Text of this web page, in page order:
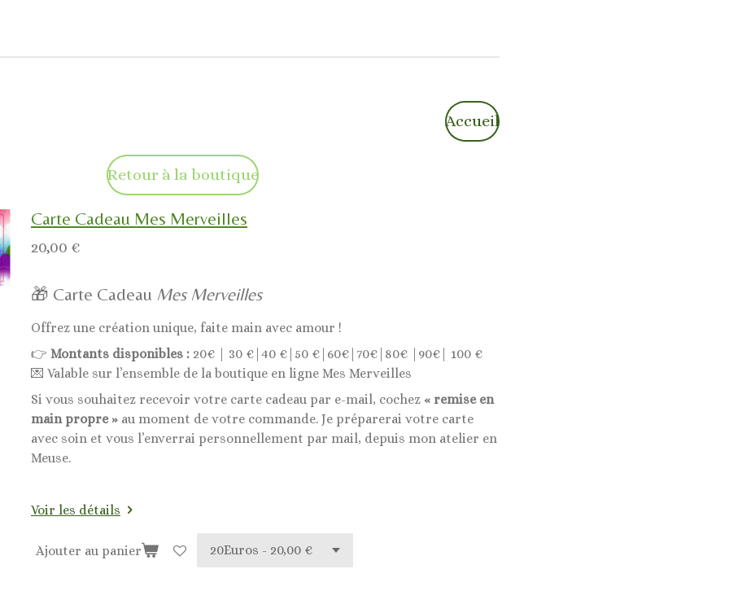
Accueil
Retour à la boutique
Carte Cadeau Mes Merveilles
20,00 €
🎁 Carte Cadeau Mes Merveilles
Offrez une création unique, faite main avec amour !
👉 Montants disponibles : 20€ | 30 €|40 €|50 €|60€|70€|80€ |90€| 100 €
💌 Valable sur l’ensemble de la boutique en ligne Mes Merveilles
Si vous souhaitez recevoir votre carte cadeau par e-mail, cochez « remise en
main propre » au moment de votre commande. Je préparerai votre carte
avec soin et vous l’enverrai personnellement par mail, depuis mon atelier en
Meuse.
Voir les détails
Ajouter au panier